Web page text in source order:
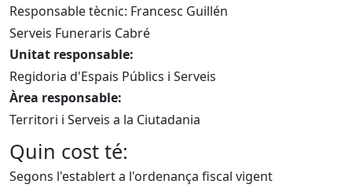
Responsable tècnic: Francesc Guillén
Serveis Funeraris Cabré
Unitat responsable:
Regidoria d'Espais Públics i Serveis
Àrea responsable:
Territori i Serveis a la Ciutadania
Quin cost té:
Segons l'establert a l'ordenança fiscal vigent